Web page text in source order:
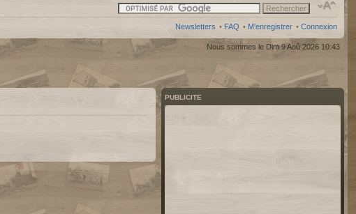
Newsletters • FAQ • M’enregistrer • Connexion
Nous sommes le Dim 9 Aoû 2026 10:43
PUBLICITE